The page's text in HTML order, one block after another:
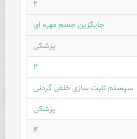
۲
جایگزین جسم مهره ای
پزشکی
۳
سیستم ثابت سازی خلفی گردنی
پزشکی
۴